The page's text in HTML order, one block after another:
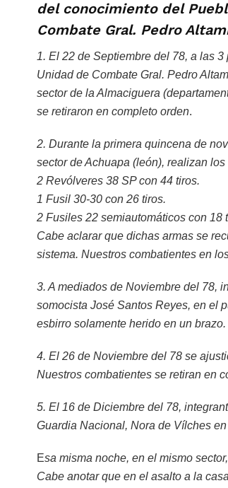
del conocimiento del
Combate Gral. Pedro
1. El 22 de Septiembre del 78, a las
Unidad de Combate Gral. Pedro
sector de la Almaciguera
se retiraron en completo orden.
2. Durante la primera quincena de
sector de Achuapa (león), realizan
2 Revólveres 38 SP con 44 tiros.
1 Fusil 30-30 con 26 tiros.
2 Fusiles 22 semiautomáticos con 18
Cabe aclarar que dichas armas se
sistema. Nuestros combatientes en
3. A mediados de Noviembre del 78,
somocista José Santos Reyes, en el
esbirro solamente herido en un
4. El 26 de Noviembre del 78 se
Nuestros combatientes se retiran en
5. El 16 de Diciembre del 78,
Guardia Nacional, Nora de Vílches
Esa misma noche, en el mismo
Cabe anotar que en el asalto a la